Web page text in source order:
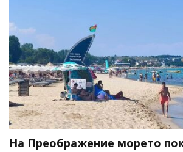
На Преображение морето